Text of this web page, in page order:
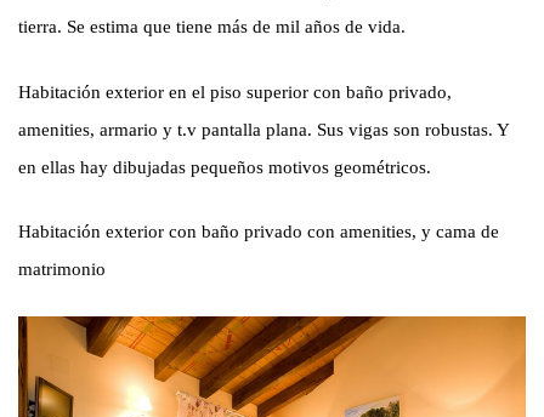
tierra. Se estima que tiene más de mil años de vida.
Habitación exterior en el piso superior con baño privado,
amenities, armario y t.v pantalla plana. Sus vigas son robustas. Y
en ellas hay dibujadas pequeños motivos geométricos.
Habitación exterior con baño privado con amenities, y cama de
matrimonio